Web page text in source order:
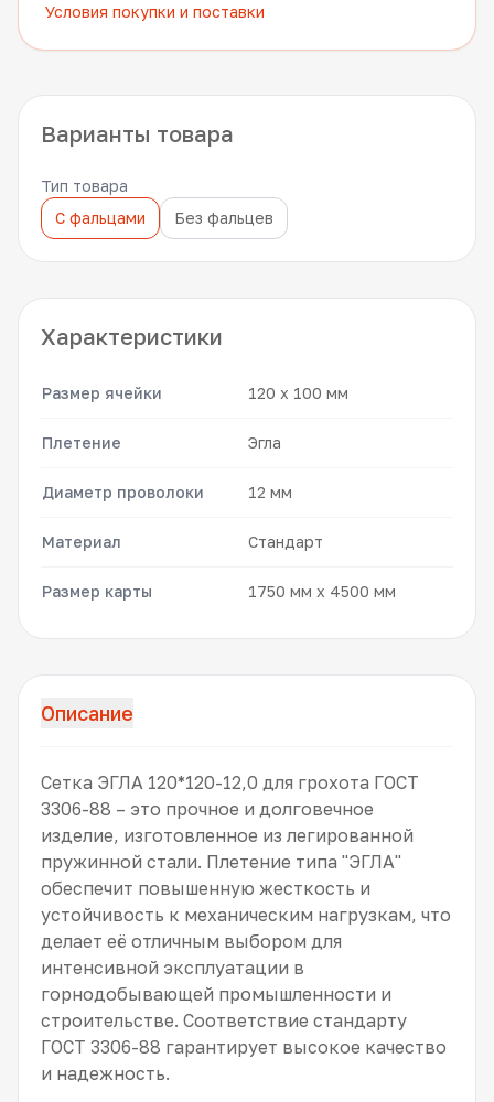
Условия покупки и поставки
Варианты товара
Тип товара
С фальцами
Без фальцев
Характеристики
Размер ячейки 120 x 100 мм
Плетение Эгла
Диаметр проволоки 12 мм
Материал Стандарт
Размер карты 1750 мм x 4500 мм
Описание
Сетка ЭГЛА 120*120-12,0 для грохота ГОСТ
3306-88 – это прочное и долговечное
изделие, изготовленное из легированной
пружинной стали. Плетение типа "ЭГЛА"
обеспечит повышенную жесткость и
устойчивость к механическим нагрузкам, что
делает её отличным выбором для
интенсивной эксплуатации в
горнодобывающей промышленности и
строительстве. Соответствие стандарту
ГОСТ 3306-88 гарантирует высокое качество
и надежность.